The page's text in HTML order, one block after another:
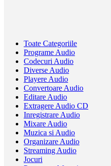
Toate Categoriile
Programe Audio
Codecuri Audio
Diverse Audio
Playere Audio
Convertoare Audio
Editare Audio
Extragere Audio CD
Inregistrare Audio
Mixare Audio
Muzica si Audio
Organizare Audio
Streaming Audio
Jocuri